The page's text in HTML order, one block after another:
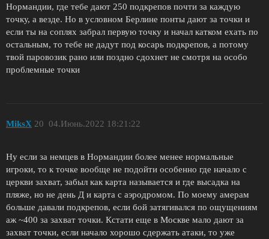
Нормандии, где тебе дают 250 подкрепов почти за каждую
точку, а везде. Но в условном Берлине понты дают за точки и
если ты на соплях забрал первую точку и начал катком ехать по
остальным, то тебе не дадут под косарь подкрепов, а потому
твой паровозик рано или поздно сдохнет не смотря на особо
проблемные точки
MiksX 04.Июнь.2022 18:21:22
20
Ну если за немцев в Нормандии более менее нормальные
игроки, то к точке вообще не подойти особенно где начало с
церкви захват, забыл как карта называется и где высадка на
пляже, но не день Д и карта с аэродромом. По моему амерам
больше давали подкрепов, если бой затягивался по ощущениям
аж ~400 за захват точки. Кстати еще в Москве мало дают за
захват точки, если начало хорошо сдержать атаки, то уже